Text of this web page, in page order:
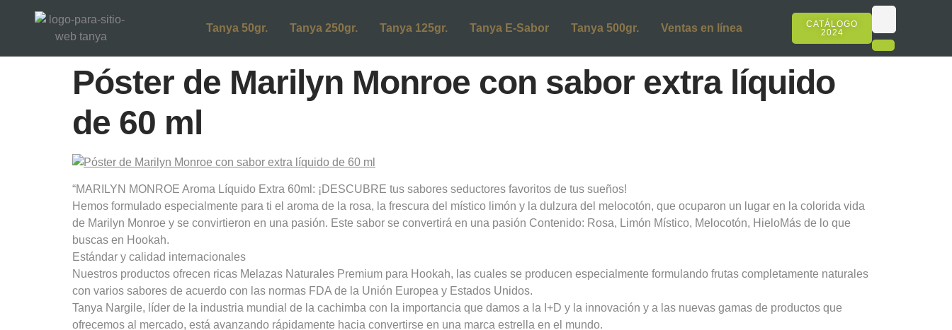
Tanya 50gr. Tanya 250gr. Tanya 125gr. Tanya E-Sabor Tanya 500gr. Ventas en línea
CATÁLOGO
2024
Póster de Marilyn Monroe con sabor extra líquido
de 60 ml
“MARILYN MONROE Aroma Líquido Extra 60ml: ¡DESCUBRE tus sabores seductores favoritos de tus sueños!
Hemos formulado especialmente para ti el aroma de la rosa, la frescura del místico limón y la dulzura del melocotón, que ocuparon un lugar en la colorida vida
de Marilyn Monroe y se convirtieron en una pasión. Este sabor se convertirá en una pasión Contenido: Rosa, Limón Místico, Melocotón, HieloMás de lo que
buscas en Hookah.
Estándar y calidad internacionales
Nuestros productos ofrecen ricas Melazas Naturales Premium para Hookah, las cuales se producen especialmente formulando frutas completamente naturales
con varios sabores de acuerdo con las normas FDA de la Unión Europea y Estados Unidos.
Tanya Nargile, líder de la industria mundial de la cachimba con la importancia que damos a la I+D y la innovación y a las nuevas gamas de productos que
ofrecemos al mercado, está avanzando rápidamente hacia convertirse en una marca estrella en el mundo.